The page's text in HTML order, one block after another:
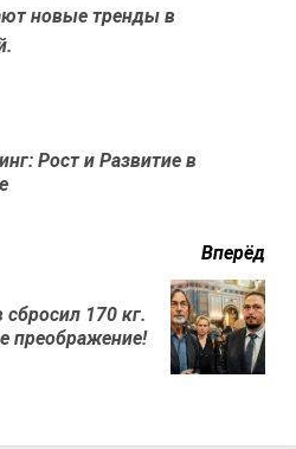
новые тренды в
Рост и Развитие в
Вперёд
170 кг.
преображение!